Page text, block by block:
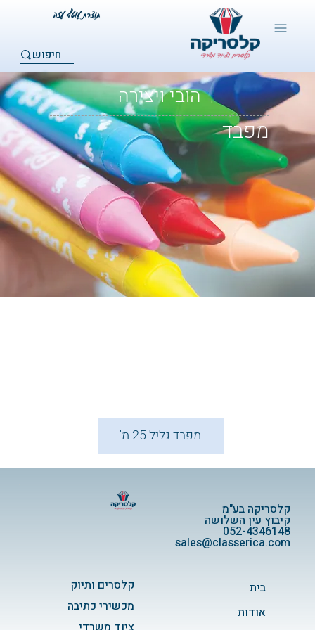
חיפוש
מפבד גליל ‏‏25 מ'
הובי ויצירה
מפבד
קלסרים ותיוק
מכשירי כתיבה
בית
אודות
קלסריקה בע"מ
קיבוץ עין השלושה
052-4346148
sales@classerica.com